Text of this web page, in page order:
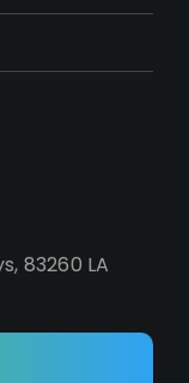
83260 LA